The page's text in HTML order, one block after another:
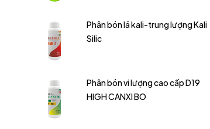
Phân bón lá kali-trung lượng Kali
Silic
Phân bón vi lượng cao cấp D19
HIGH CANXI BO